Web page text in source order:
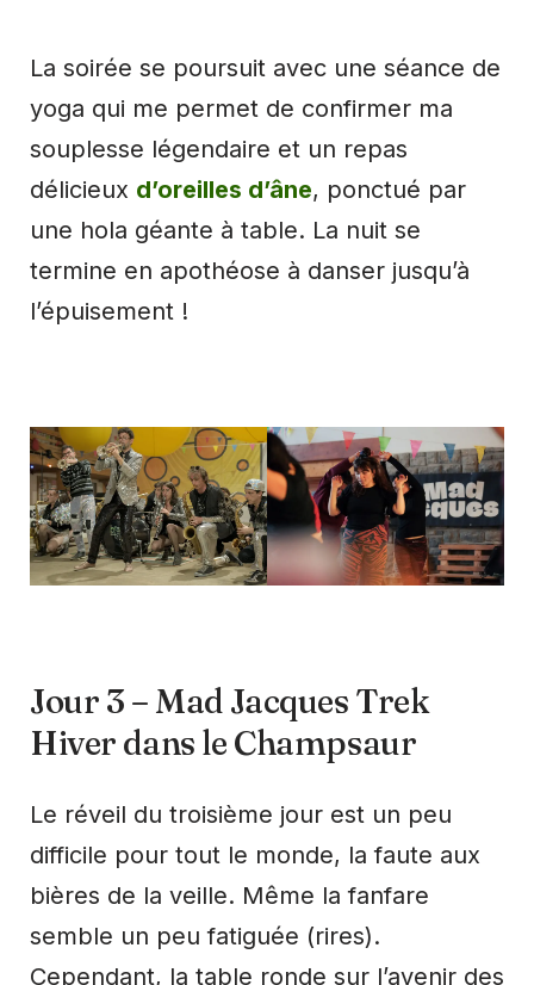
La soirée se poursuit avec une séance de
yoga qui me permet de confirmer ma
souplesse légendaire et un repas
délicieux d’oreilles d’âne, ponctué par
une hola géante à table. La nuit se
termine en apothéose à danser jusqu’à
l’épuisement !
Jour 3 – Mad Jacques Trek
Hiver dans le Champsaur
Le réveil du troisième jour est un peu
difficile pour tout le monde, la faute aux
bières de la veille. Même la fanfare
semble un peu fatiguée (rires).
Cependant, la table ronde sur l’avenir des